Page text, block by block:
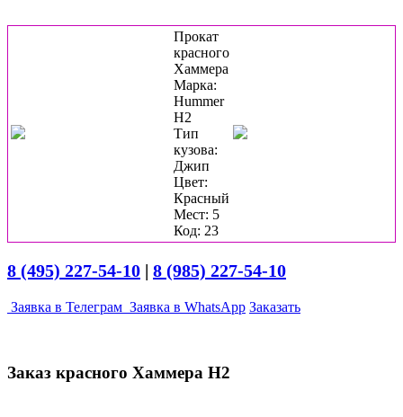
Прокат
красного
Хаммера
Марка:
Hummer
H2
Тип
кузова:
Джип
Цвет:
Красный
Мест: 5
Код: 23
8 (495) 227-54-10 | 8 (985) 227-54-10
Заявка в Телеграм Заявка в WhatsApp Заказать
Заказ красного Хаммера Н2